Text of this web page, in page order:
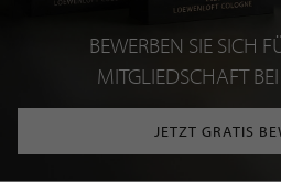
BEWERBEN SIE SICH
MITGLIEDSCHAFT
JETZT GRATIS